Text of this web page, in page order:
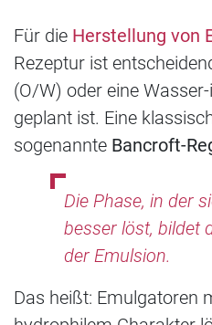
Für die Herstellung von
Rezeptur ist
(O/W) oder eine
geplant ist. Eine
sogenannte Bancroft-
Die Phase, in der
besser löst, bildet
der Emulsion.
Das heißt: Emulgatoren